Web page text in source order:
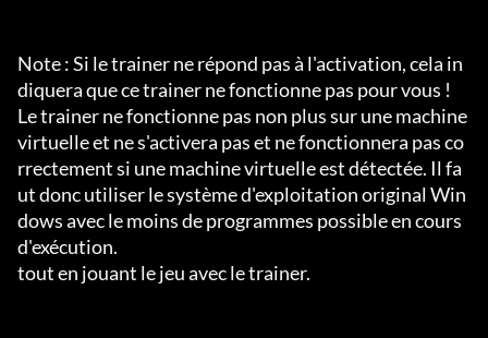
Note : Si le trainer ne répond pas à l'activation, cela in
diquera que ce trainer ne fonctionne pas pour vous !
Le trainer ne fonctionne pas non plus sur une machine
virtuelle et ne s'activera pas et ne fonctionnera pas co
rrectement si une machine virtuelle est détectée. Il fa
ut donc utiliser le système d'exploitation original Win
dows avec le moins de programmes possible en cours
d'exécution.
tout en jouant le jeu avec le trainer.